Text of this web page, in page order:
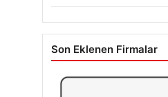
Son Eklenen Firmalar